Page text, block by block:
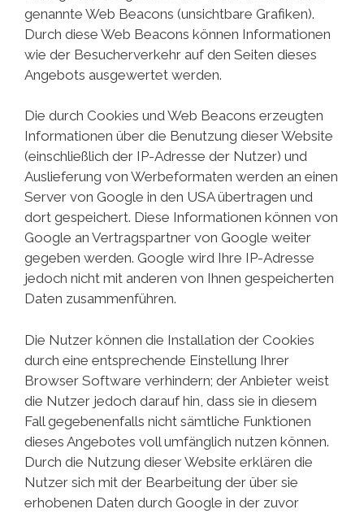
genannte Web Beacons (unsichtbare Grafiken).
Durch diese Web Beacons können Informationen
wie der Besucherverkehr auf den Seiten dieses
Angebots ausgewertet werden.
Die durch Cookies und Web Beacons erzeugten
Informationen über die Benutzung dieser Website
(einschließlich der IP-Adresse der Nutzer) und
Auslieferung von Werbeformaten werden an einen
Server von Google in den USA übertragen und
dort gespeichert. Diese Informationen können von
Google an Vertragspartner von Google weiter
gegeben werden. Google wird Ihre IP-Adresse
jedoch nicht mit anderen von Ihnen gespeicherten
Daten zusammenführen.
Die Nutzer können die Installation der Cookies
durch eine entsprechende Einstellung Ihrer
Browser Software verhindern; der Anbieter weist
die Nutzer jedoch darauf hin, dass sie in diesem
Fall gegebenenfalls nicht sämtliche Funktionen
dieses Angebotes voll umfänglich nutzen können.
Durch die Nutzung dieser Website erklären die
Nutzer sich mit der Bearbeitung der über sie
erhobenen Daten durch Google in der zuvor